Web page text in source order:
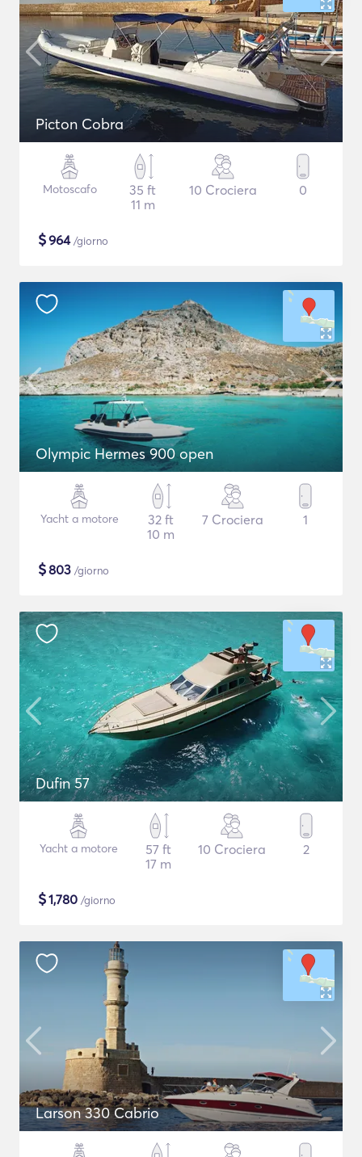
Picton Cobra
Motoscafo
35 ft
11 m
10 Crociera 0
$964/giorno
Olympic Hermes 900 open
Yacht a motore
32 ft
10 m
7 Crociera 1
$803 /giorno
Dufin 57
Yacht a motore
57 ft
17 m
10 Crociera 2
$1,780 /giorno
Larson 330 Cabrio